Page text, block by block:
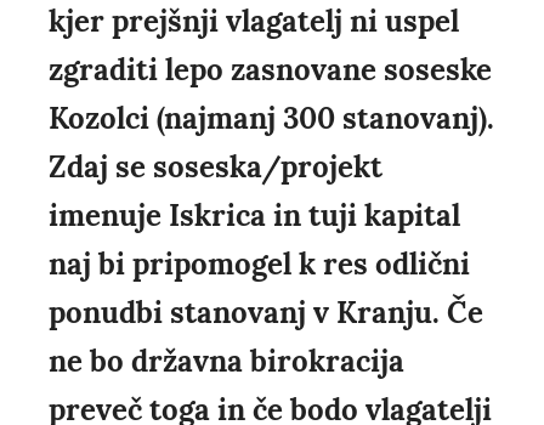
kjer prejšnji vlagatelj ni uspel
zgraditi lepo zasnovane soseske
Kozolci (najmanj 300 stanovanj).
Zdaj se soseska/projekt
imenuje Iskrica in tuji kapital
naj bi pripomogel k res odlični
ponudbi stanovanj v Kranju. Če
ne bo državna birokracija
preveč toga in če bodo vlagatelji